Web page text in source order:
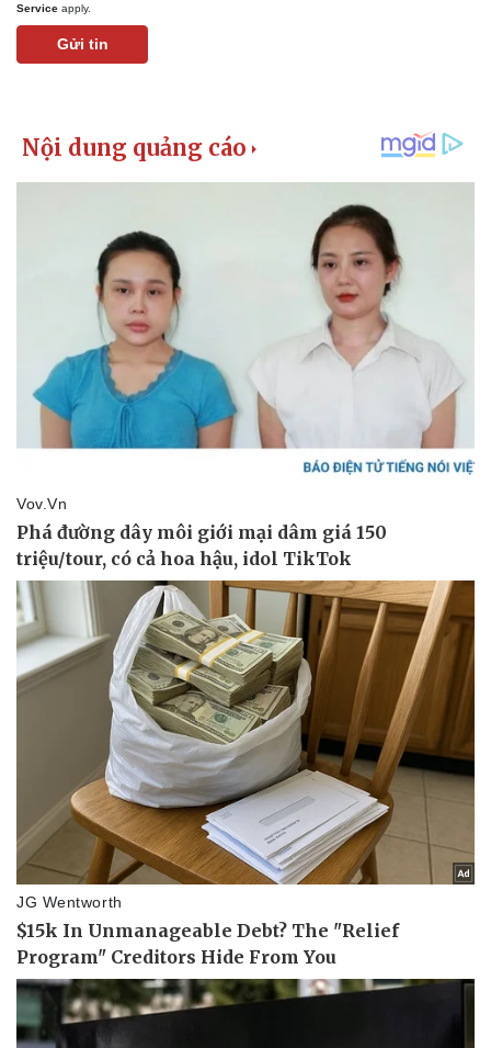
Kinh tế
Bất động sản
Khởi nghiệp
Giá vàng
Tiêu dùng
Tỷ giá
Service apply.
Gửi tin